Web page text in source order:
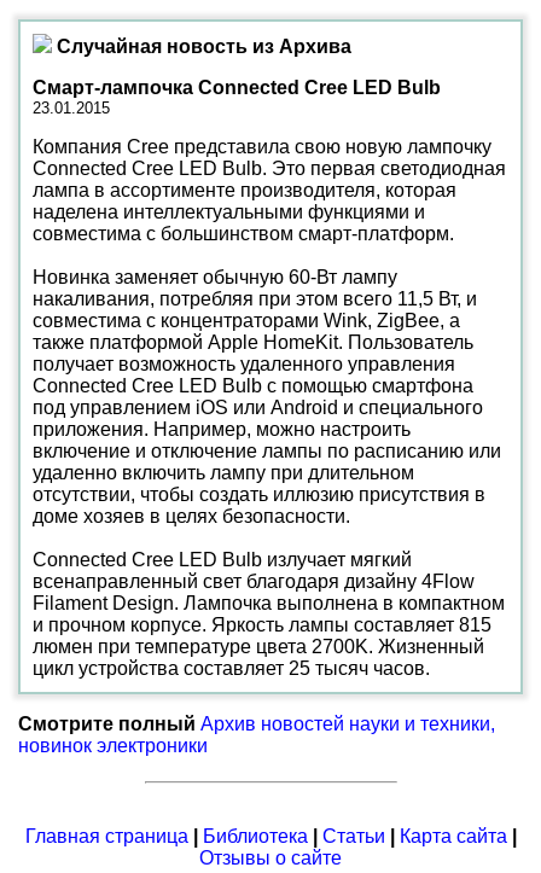
Случайная новость из Архива
Смарт-лампочка Connected Cree LED Bulb
23.01.2015
Компания Cree представила свою новую лампочку
Connected Cree LED Bulb. Это первая светодиодная
лампа в ассортименте производителя, которая
наделена интеллектуальными функциями и
совместима с большинством смарт-платформ.
Новинка заменяет обычную 60-Вт лампу
накаливания, потребляя при этом всего 11,5 Вт, и
совместима с концентраторами Wink, ZigBee, а
также платформой Apple HomeKit. Пользователь
получает возможность удаленного управления
Connected Cree LED Bulb с помощью смартфона
под управлением iOS или Android и специального
приложения. Например, можно настроить
включение и отключение лампы по расписанию или
удаленно включить лампу при длительном
отсутствии, чтобы создать иллюзию присутствия в
доме хозяев в целях безопасности.
Connected Cree LED Bulb излучает мягкий
всенаправленный свет благодаря дизайну 4Flow
Filament Design. Лампочка выполнена в компактном
и прочном корпусе. Яркость лампы составляет 815
люмен при температуре цвета 2700K. Жизненный
цикл устройства составляет 25 тысяч часов.
Смотрите полный Архив новостей науки и техники,
новинок электроники
Главная страница Библиотека Статьи Карта сайта
Отзывы о сайте